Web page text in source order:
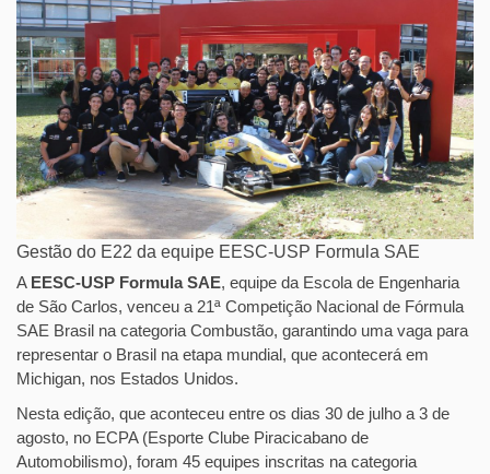
Gestão do E22 da equipe EESC-USP Formula SAE
A EESC-USP Formula SAE, equipe da Escola de Engenharia
de São Carlos, venceu a 21ª Competição Nacional de Fórmula
SAE Brasil na categoria Combustão, garantindo uma vaga para
representar o Brasil na etapa mundial, que acontecerá em
Michigan, nos Estados Unidos.
Nesta edição, que aconteceu entre os dias 30 de julho a 3 de
agosto, no ECPA (Esporte Clube Piracicabano de
Automobilismo), foram 45 equipes inscritas na categoria